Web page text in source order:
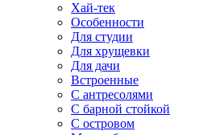
Хай-тек
Особенности
Для студии
Для хрущевки
Для дачи
Встроенные
С антресолями
С барной стойкой
С островом